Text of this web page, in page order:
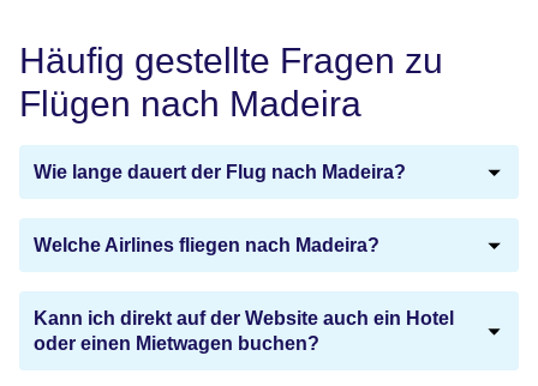
Häufig gestellte Fragen zu
Flügen nach Madeira
Wie lange dauert der Flug nach Madeira?
Welche Airlines fliegen nach Madeira?
Kann ich direkt auf der Website auch ein Hotel
oder einen Mietwagen buchen?